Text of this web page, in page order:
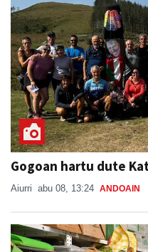
Gogoan hartu dute
Aiurri abu 08, 13:24 ANDOAIN